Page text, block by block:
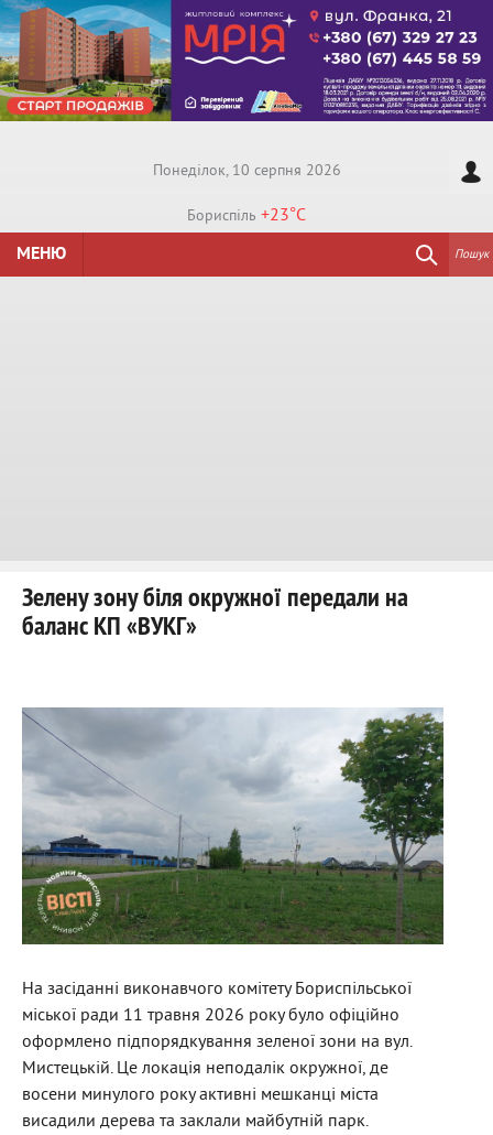
Понедiлок, 10 серпня 2026
Бориспiль +23°C
МЕНЮ
Пошук
Зелену зону біля окружної передали на
баланс КП «ВУКГ»
На засіданні виконавчого комітету Бориспільської
міської ради 11 травня 2026 року було офіційно
оформлено підпорядкування зеленої зони на вул.
Мистецькій. Це локація неподалік окружної, де
восени минулого року активні мешканці міста
висадили дерева та заклали майбутній парк.